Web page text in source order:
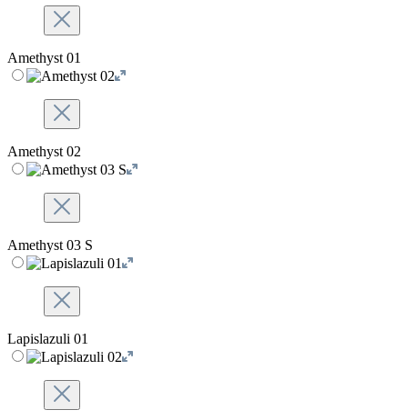
Amethyst 01
Amethyst 02
Amethyst 03 S
Lapislazuli 01